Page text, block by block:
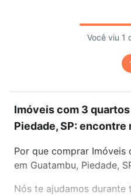
Você viu 1
Imóveis com 3
Piedade, SP: encontre
Por que comprar
em Guatambu, Piedade,
Nós te ajudamos durante